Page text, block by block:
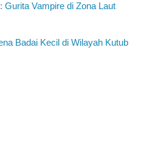
Gurita Vampire di Zona Laut
Badai Kecil di Wilayah Kutub